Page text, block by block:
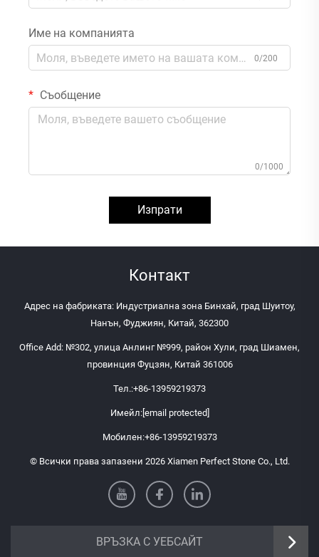
Име на компанията
0/200
Съобщение
0/1000
Изпрати
Контакт
Адрес на фабриката: Индустриална зона Бинхай, град Шуитоу,
Нанън, Фуджиян, Китай, 362300
Office Add: №302, улица Анлинг №999, район Хули, град Шиамен,
провинция Фуцзян, Китай 361006
Тел.:+86-13959219373
Имейл:[email protected]
Мобилен:+86-13959219373
© Всички права запазени 2026 Xiamen Perfect Stone Co., Ltd.
ВРЪЗКА С УЕБСАЙТ